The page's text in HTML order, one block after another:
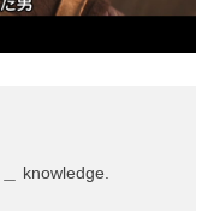
knowledge.